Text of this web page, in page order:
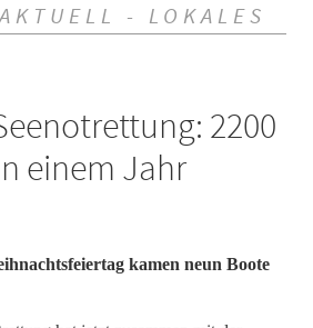
- LOKALES
2200
einem Jahr
kamen neun Boote